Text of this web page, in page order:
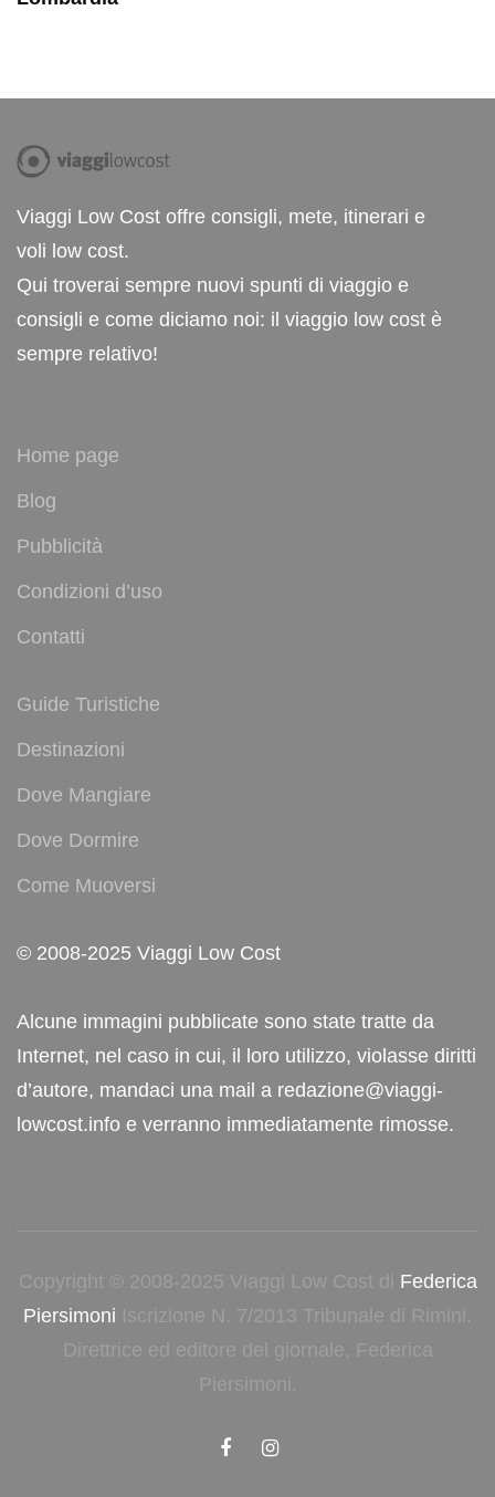
Viaggi Low Cost offre consigli, mete, itinerari e
voli low cost.
Qui troverai sempre nuovi spunti di viaggio e
consigli e come diciamo noi: il viaggio low cost è
sempre relativo!
Home page
Blog
Pubblicità
Condizioni d’uso
Contatti
Guide Turistiche
Destinazioni
Dove Mangiare
Dove Dormire
Come Muoversi
© 2008-2025 Viaggi Low Cost
Alcune immagini pubblicate sono state tratte da
Internet, nel caso in cui, il loro utilizzo, violasse diritti
d’autore, mandaci una mail a redazione@viaggi-
lowcost.info e verranno immediatamente rimosse.
Copyright © 2008-2025 Viaggi Low Cost di Federica
Piersimoni Iscrizione N. 7/2013 Tribunale di Rimini.
Direttrice ed editore del giornale, Federica
Piersimoni.